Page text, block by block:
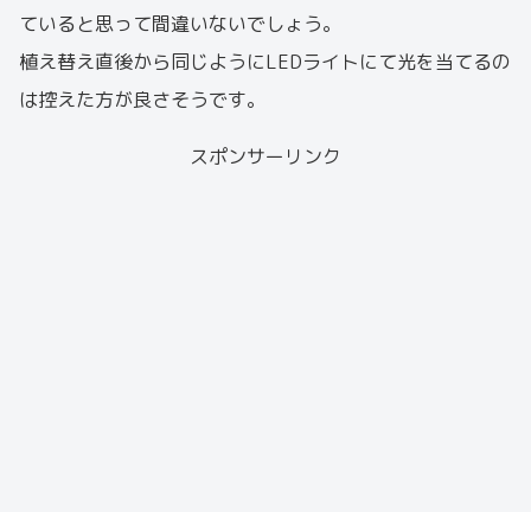
ていると思って間違いないでしょう。
植え替え直後から同じようにLEDライトにて光を当てるの
は控えた方が良さそうです。
スポンサーリンク